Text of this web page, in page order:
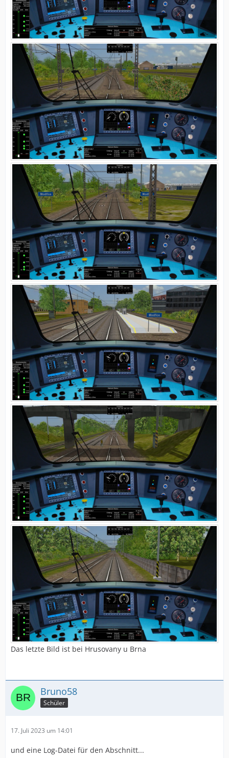
Das letzte Bild ist bei Hrusovany u Brna
Bruno58
Schüler
17. Juli 2023 um 14:01
und eine Log-Datei für den Abschnitt...